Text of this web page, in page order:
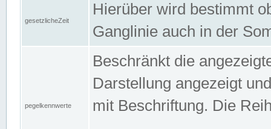
gesetzlicheZeit
Hierüber wird bestimmt
Ganglinie auch in der
pegelkennwerte
Beschränkt die
Darstellung angezeigt
mit Beschriftung. Die